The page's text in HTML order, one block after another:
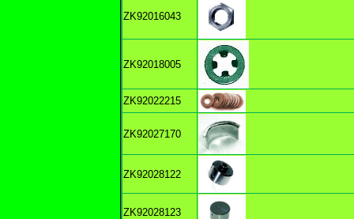
ZK92016043
ZK92018005
ZK92022215
ZK92027170
ZK92028122
ZK92028123